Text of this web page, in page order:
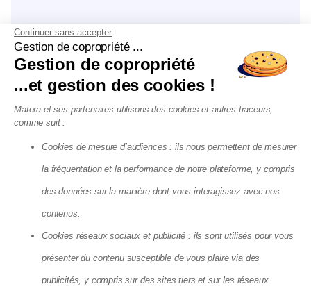
Climatisation en copropriété en 2026 :
ce que la canicule a vraiment changé
23.07.2026
Continuer sans accepter
Gestion de copropriété ...
Gestion de copropriété
...et gestion des cookies !
Matera et ses partenaires utilisons des cookies et autres traceurs,
comme suit :
Cookies de mesure d’audiences : ils nous permettent de mesurer
la fréquentation et la performance de notre plateforme, y compris
des données sur la manière dont vous interagissez avec nos
contenus.
Cookies réseaux sociaux et publicité : ils sont utilisés pour vous
présenter du contenu susceptible de vous plaire via des
publicités, y compris sur des sites tiers et sur les réseaux